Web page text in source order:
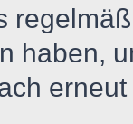
haben,